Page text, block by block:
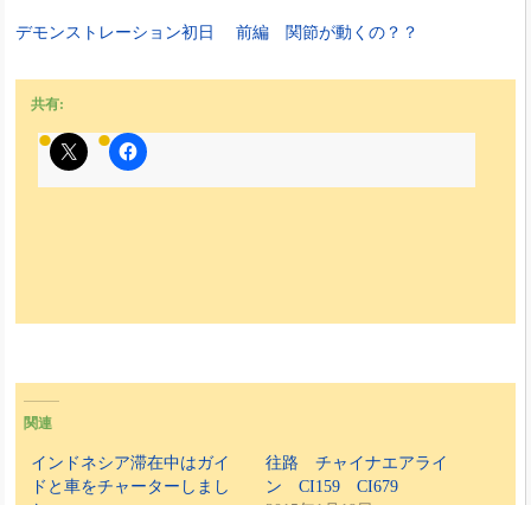
デモンストレーション初日 前編 関節が動くの？？
共有:
関連
インドネシア滞在中はガイ
ドと車をチャーターしまし
往路 チャイナエアライ
ン CI159 CI679